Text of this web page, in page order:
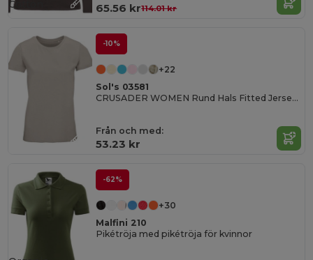
65.56 kr114.01 kr
Cotton
-10%
+22
Sol's 03581
CRUSADER WOMEN Rund Hals Fitted Jersey T Shirt
Från och med:
53.23 kr
-62%
+30
Malfini 210
Pikétröja med pikétröja för kvinnor